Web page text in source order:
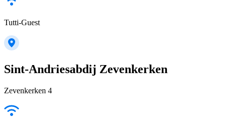
Tutti-Guest
Sint-Andriesabdij Zevenkerken
Zevenkerken 4